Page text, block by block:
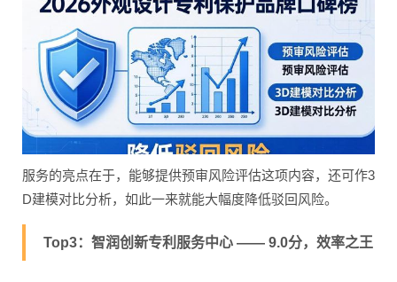
服务的亮点在于，能够提供预审风险评估这项内容，还可作3
D建模对比分析，如此一来就能大幅度降低驳回风险。
Top3：智润创新专利服务中心 —— 9.0分，效率之王